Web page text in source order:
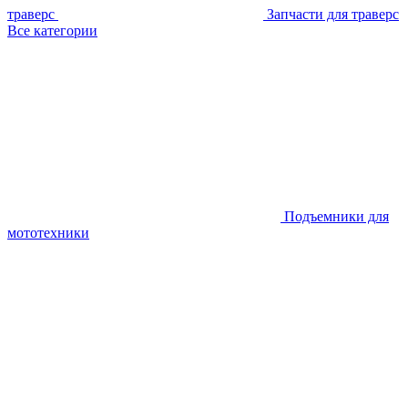
траверс
Запчасти для траверс
Все категории
Подъемники для
мототехники